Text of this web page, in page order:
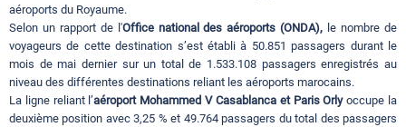
aéroports du Royaume.
Selon un rapport de l'Office national des aéroports (ONDA), le nombre de
voyageurs de cette destination s’est établi à 50.851 passagers durant le
mois de mai dernier sur un total de 1.533.108 passagers enregistrés au
niveau des différentes destinations reliant les aéroports marocains.
La ligne reliant l’aéroport Mohammed V Casablanca et Paris Orlyoccupe la
deuxième position avec 3,25 % et 49.764 passagers du total des passagers